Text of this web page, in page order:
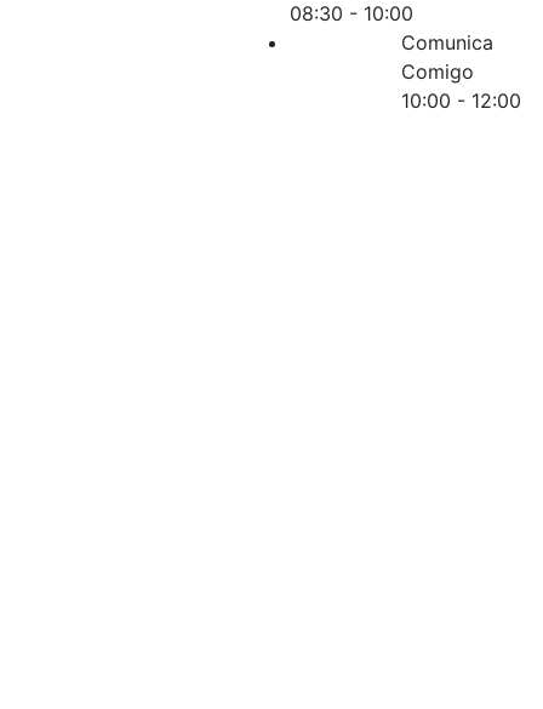
08:30 - 10:00
Comunica
Comigo
10:00 - 12:00